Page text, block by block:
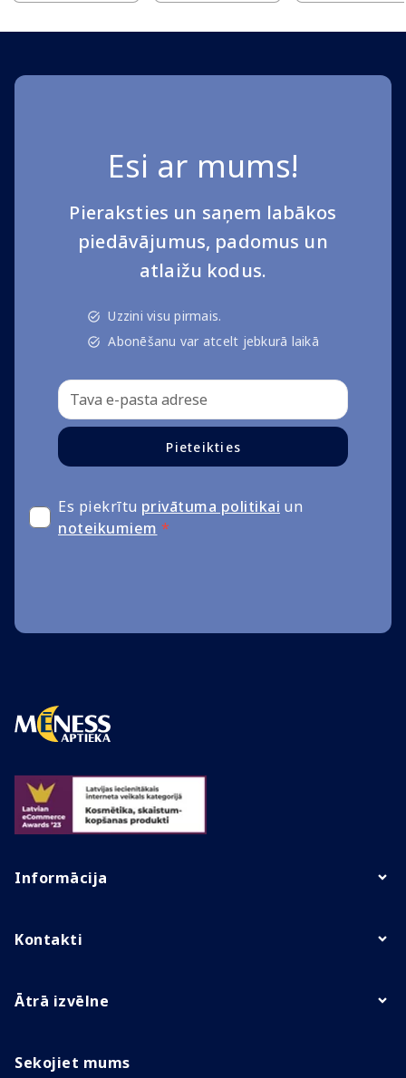
Esi ar mums!
Pieraksties un saņem labākos
piedāvājumus, padomus un
atlaižu kodus.
Uzzini visu pirmais.
Abonēšanu var atcelt jebkurā laikā
Pieteikties
Es piekrītu privātuma politikai un
noteikumiem *
Informācija
Kontakti
Ātrā izvēlne
Sekojiet mums